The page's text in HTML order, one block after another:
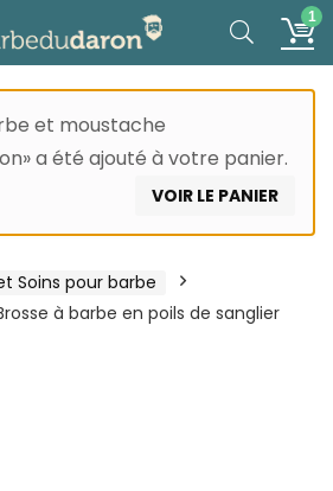
1
et moustache
a été ajouté à votre panier.
VOIR LE PANIER
Soins pour barbe
à barbe en poils de sanglier